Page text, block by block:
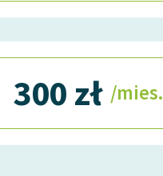
300 zł /mies.